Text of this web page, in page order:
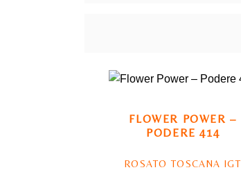
FLOWER POWER –
PODERE 414
ROSATO TOSCANA IGT